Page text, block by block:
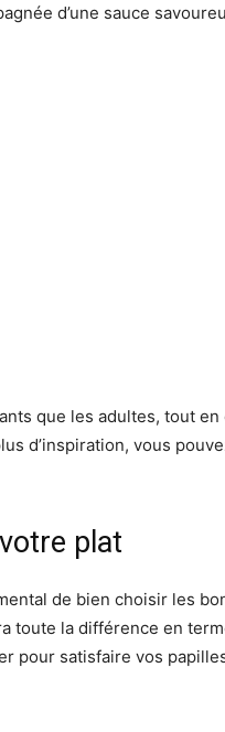
d’une sauce
que les adultes, tout en
d’inspiration, vous
plat
de bien choisir les
toute la différence en
pour satisfaire vos